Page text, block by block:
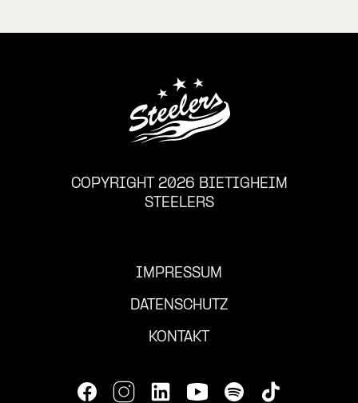
COPYRIGHT 2026 BIETIGHEIM
STEELERS
IMPRESSUM
DATENSCHUTZ
KONTAKT